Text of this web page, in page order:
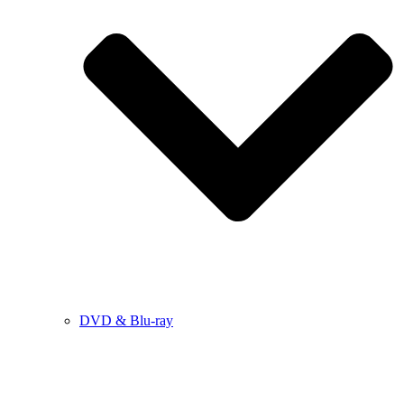
DVD & Blu-ray